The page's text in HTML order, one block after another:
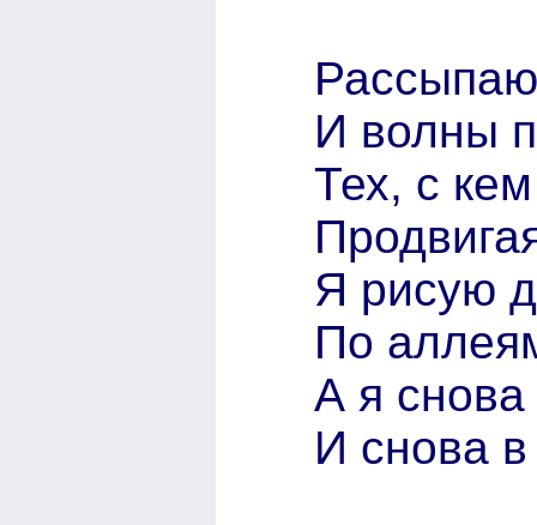
И волны
Тех, с
Я рисую
По
А я снова
И снова